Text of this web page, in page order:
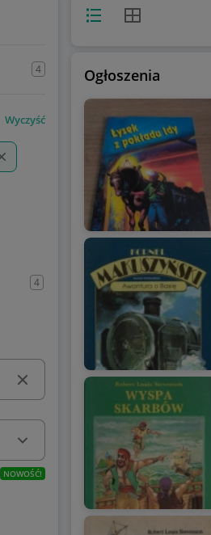
4
Wyczyść
4
NOWOŚĆ!
Widok listyWidok siatki
Ogłoszenia